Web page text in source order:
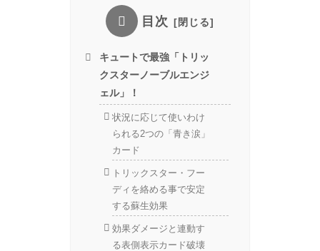
目次
キュートで最強「トリッ
クスターノーブルエンジ
ェル」！
状況に応じて使いわけ
られる2つの「青き涙」
カード
トリックスター・フー
ディを絡める事で安定
する蘇生効果
効果ダメージと連動す
る表側表示カード破壊